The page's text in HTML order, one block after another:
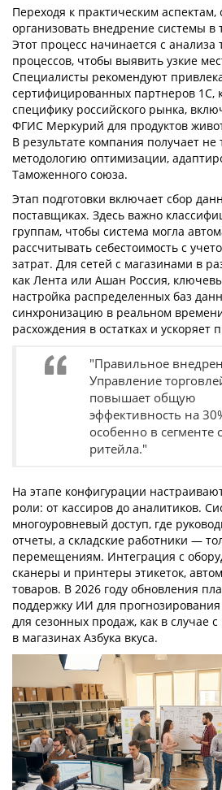
Переходя к практическим аспектам,
организовать внедрение системы в
Этот процесс начинается с анализа
процессов, чтобы выявить узкие
Специалисты рекомендуют
сертифицированных партнеров 1С,
специфику российского рынка,
ФГИС Меркурий для продуктов
В результате компания получает не
методологию оптимизации,
Таможенного союза.
Этап подготовки включает сбор
поставщиках. Здесь важно
группам, чтобы система могла
рассчитывать себестоимость с
затрат. Для сетей с магазинами в
как Лента или Ашан Россия,
настройка распределенных баз
синхронизацию в реальном
расхождения в остатках и
"Правильное
Управление
повышает общую
эффективность на
особенно в сегменте
ритейла."
На этапе конфигурации
роли: от кассиров до аналитиков.
многоуровневый доступ, где
отчеты, а складские работники —
перемещениям. Интеграция с
сканеры и принтеры этикеток,
товаров. В 2026 году обновления
поддержку ИИ для
для сезонных продаж, как в случае
в магазинах Азбука вкуса.